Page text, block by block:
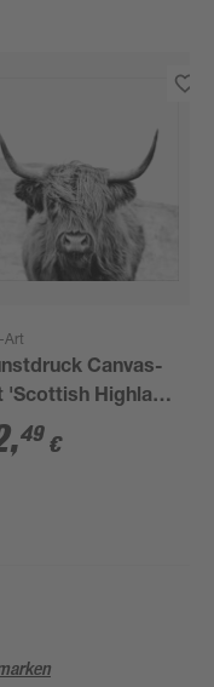
Art
Canvas-
'Scottish Highland
30 x 30 cm
,49 €